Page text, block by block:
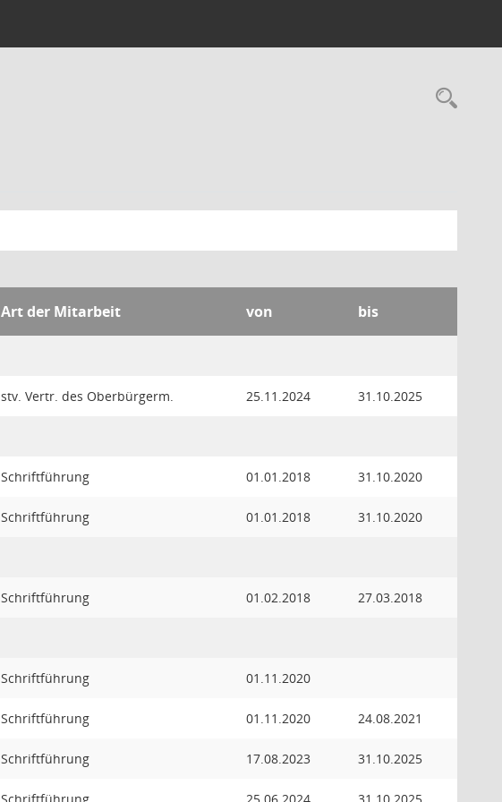
Art der Mitarbeit von bis
stv. Vertr. des Oberbürgerm. 25.11.2024 31.10.2025
Schriftführung 01.01.2018 31.10.2020
Schriftführung 01.01.2018 31.10.2020
Schriftführung 01.02.2018 27.03.2018
Schriftführung 01.11.2020
Schriftführung 01.11.2020 24.08.2021
Schriftführung 17.08.2023 31.10.2025